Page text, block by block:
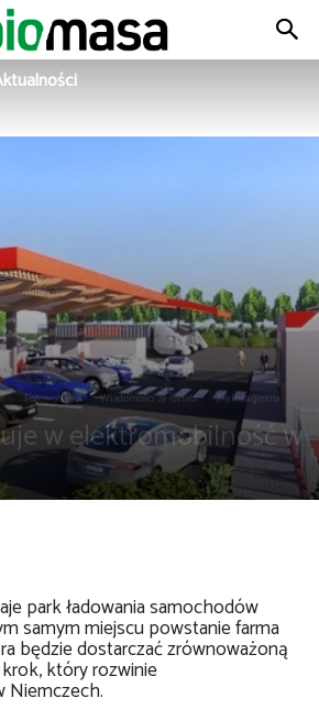
Fotowoltaika Wiadomości ze świata Zielona gmina
w elektromobilność w
park ładowania samochodów
samym miejscu powstanie farma
będzie dostarczać zrównoważoną
który rozwinie